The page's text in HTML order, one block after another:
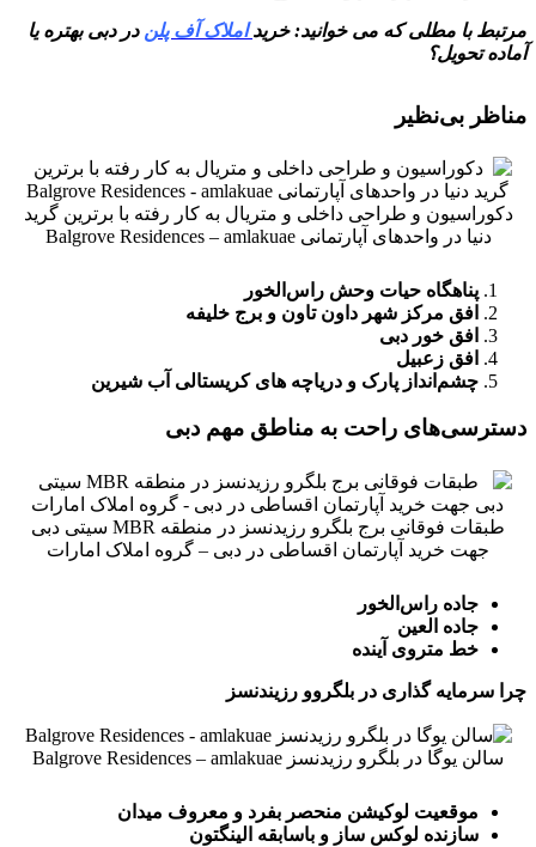
مرتبط با مطلی که می خوانید: خریداملاک آف پلن در دبی بهتره یا
آماده تحویل؟
مناظر بی‌نظیر
دکوراسیون و طراحی داخلی و متریال به کار رفته با برترین گرید
دنیا در واحدهای آپارتمانی Balgrove Residences – amlakuae
پناهگاه حیات وحش راس‌الخور
افق مرکز شهر داون تاون و برج خلیفه
افق خور دبی
افق زعبیل
چشم‌انداز پارک و دریاچه های کریستالی آب شیرین
دسترسی‌های راحت به مناطق مهم دبی
طبقات فوقانی برج بلگرو رزیدنسز در منطقه MBR سیتی دبی
جهت خرید آپارتمان اقساطی در دبی – گروه املاک امارات
جاده راس‌الخور
جاده العین
خط متروی آینده
چرا سرمایه گذاری در بلگروو رزیندنسز
سالن یوگا در بلگرو رزیدنسز Balgrove Residences – amlakuae
موقعیت لوکیشن منحصر بفرد و معروف میدان
سازنده لوکس ساز و باسابقه الینگتون